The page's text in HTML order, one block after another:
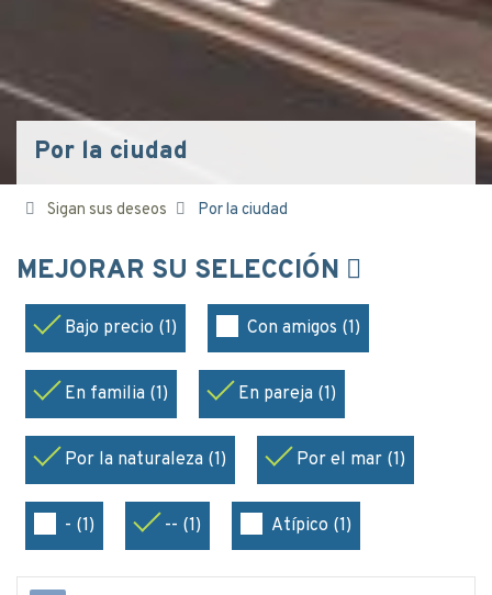
Por la ciudad
Sigan sus deseos Por la ciudad
MEJORAR SU SELECCIÓN
Bajo precio (1) Con amigos (1)
En familia (1) En pareja (1)
Por la naturaleza (1) Por el mar (1)
- (1) -- (1) Atípico (1)